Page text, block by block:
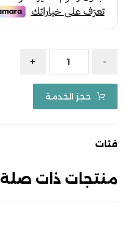
-
+
حجز الخدمة
فئات
منتجات ذات صلة